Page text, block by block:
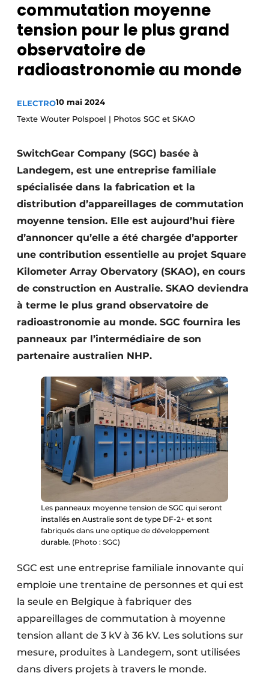
S’inscrire à l’événement
S’inscrire
Termes et conditions
Video’s
commutation moyenne
tension pour le plus grand
observatoire de
radioastronomie au monde
ELECTRO10 mai 2024
Texte Wouter Polspoel | Photos SGC et SKAO
SwitchGear Company (SGC) basée à
Landegem, est une entreprise familiale
spécialisée dans la fabrication et la
distribution d’appareillages de commutation
moyenne tension. Elle est aujourd’hui fière
d’annoncer qu’elle a été chargée d’apporter
une contribution essentielle au projet Square
Kilometer Array Obervatory (SKAO), en cours
de construction en Australie. SKAO deviendra
à terme le plus grand observatoire de
radioastronomie au monde. SGC fournira les
panneaux par l’intermédiaire de son
partenaire australien NHP.
Les panneaux moyenne tension de SGC qui seront
installés en Australie sont de type DF-2+ et sont
fabriqués dans une optique de développement
durable. (Photo : SGC)
SGC est une entreprise familiale innovante qui
emploie une trentaine de personnes et qui est
la seule en Belgique à fabriquer des
appareillages de commutation à moyenne
tension allant de 3 kV à 36 kV. Les solutions sur
mesure, produites à Landegem, sont utilisées
dans divers projets à travers le monde.